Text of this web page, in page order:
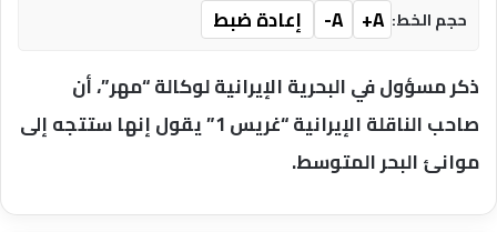
حجم الخط: A+
A-
إعادة ضبط
ذكر مسؤول في البحرية الإيرانية لوكالة “مهر”، أن
صاحب الناقلة الإيرانية “غريس 1” يقول إنها ستتجه إلى
موانئ البحر المتوسط.